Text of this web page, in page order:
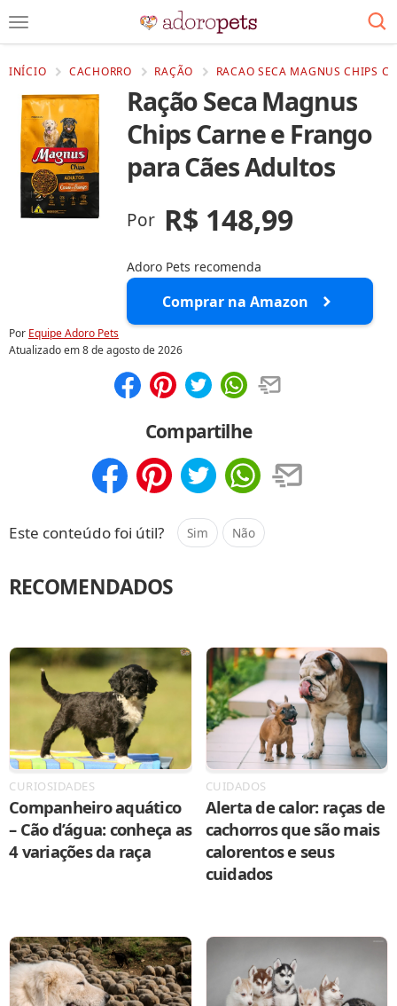
INÍCIO CACHORRO RAÇÃO RACAO SECA MAGNUS CHIPS
Ração Seca Magnus
Chips Carne e Frango
para Cães Adultos
Por R$ 148,99
Adoro Pets recomenda
Comprar na Amazon
Por Equipe Adoro Pets
Atualizado em8 de agosto de 2026
Compartilhe
Este conteúdo foi útil? Sim Não
RECOMENDADOS
CURIOSIDADES
Companheiro aquático
– Cão d’água: conheça as
4 variações da raça
CUIDADOS
Alerta de calor: raças de
cachorros que são mais
calorentos e seus
cuidados